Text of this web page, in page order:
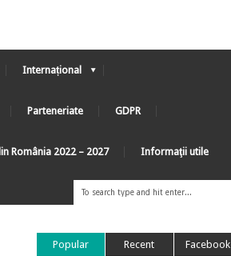
Internațional
Parteneriate GDPR
România 2022 – 2027 Informaţii utile
Popular Recent Facebook